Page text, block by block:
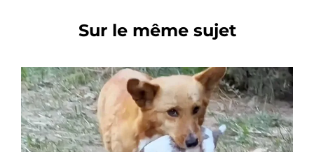
Sur le même sujet